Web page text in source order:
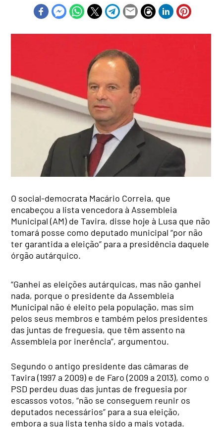
O social-democrata Macário Correia, que
encabeçou a lista vencedora à Assembleia
Municipal (AM) de Tavira, disse hoje à Lusa que não
tomará posse como deputado municipal “por não
ter garantida a eleição” para a presidência daquele
órgão autárquico.
“Ganhei as eleições autárquicas, mas não ganhei
nada, porque o presidente da Assembleia
Municipal não é eleito pela população, mas sim
pelos seus membros e também pelos presidentes
das juntas de freguesia, que têm assento na
Assembleia por inerência”, argumentou.
Segundo o antigo presidente das câmaras de
Tavira (1997 a 2009) e de Faro (2009 a 2013), como o
PSD perdeu duas das juntas de freguesia por
escassos votos, “não se conseguem reunir os
deputados necessários” para a sua eleição,
embora a sua lista tenha sido a mais votada.